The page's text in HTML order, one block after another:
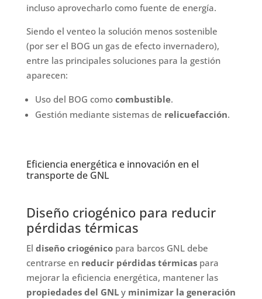
incluso aprovecharlo como fuente de energía.
Siendo el venteo la solución menos sostenible
(por ser el BOG un gas de efecto invernadero),
entre las principales soluciones para la gestión
aparecen:
Uso del BOG como combustible.
Gestión mediante sistemas de relicuefacción.
Eficiencia energética e innovación en el
transporte de GNL
Diseño criogénico para reducir
pérdidas térmicas
El diseño criogénicopara barcos GNL debe
centrarse en reducir pérdidas térmicaspara
mejorar la eficiencia energética, mantener las
propiedades del GNLy minimizar la generación